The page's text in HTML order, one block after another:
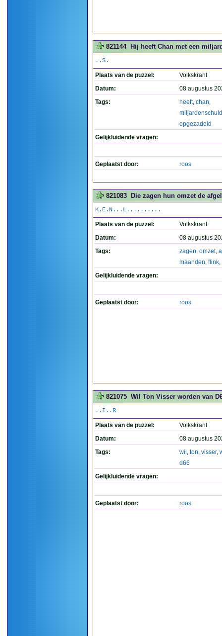
821144 Hij heeft Chan met een
..S.
Plaats van de puzzel:
Volkskrant
Datum:
08 augustus
Tags:
heeft, chan,
miljardenschuld
opgezadeld
Gelijkluidende vragen:
Geplaatst door: roos
821083 Die zagen hun omzet de
K.E.N...L..........
Plaats van de puzzel:
Volkskrant
Datum:
08 augustus
Tags:
zagen, omzet,
maanden, flink,
Gelijkluidende vragen:
Geplaatst door: roos
821075 Wil Ton Visser worden van
..I..R
Plaats van de puzzel:
Volkskrant
Datum:
08 augustus
Tags:
wil , ton, visser,
d66
Gelijkluidende vragen:
Geplaatst door: roos